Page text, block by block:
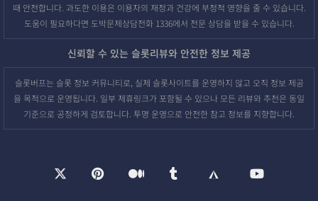
때 안전합니다. 과도한 이용은 이용자의 재정과 건강에 부정적 영향을 줄 수 있습니다.
도움이 필요하다면 도박문제상담전화 1336에서 전문 상담을 받을 수 있습니다.
신뢰할 수 있는 슬롯리뷰와 안전한 정보 제공
슬롯버프는 슬롯 정보 커뮤니티로, 실제 슬롯사이트를 운영하지 않고 오직 정보 제공
을 목적으로 운영됩니다. 일부 제휴링크가 포함될 수 있으나 모든 리뷰와 추천은 동일
기준으로 공정하게 검토합니다. 투명 운영으로 안전한 참고 정보를 지향합니다.